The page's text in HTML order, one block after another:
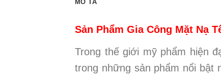
MÔ TẢ
Sản Phẩm Gia Công Mặt Nạ
Trong thế giới mỹ phẩm hiện
trong những sản phẩm nổi bật